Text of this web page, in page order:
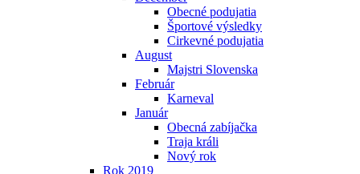
Obecné podujatia
Športové výsledky
Cirkevné podujatia
August
Majstri Slovenska
Február
Karneval
Január
Obecná zabíjačka
Traja králi
Nový rok
Rok 2019